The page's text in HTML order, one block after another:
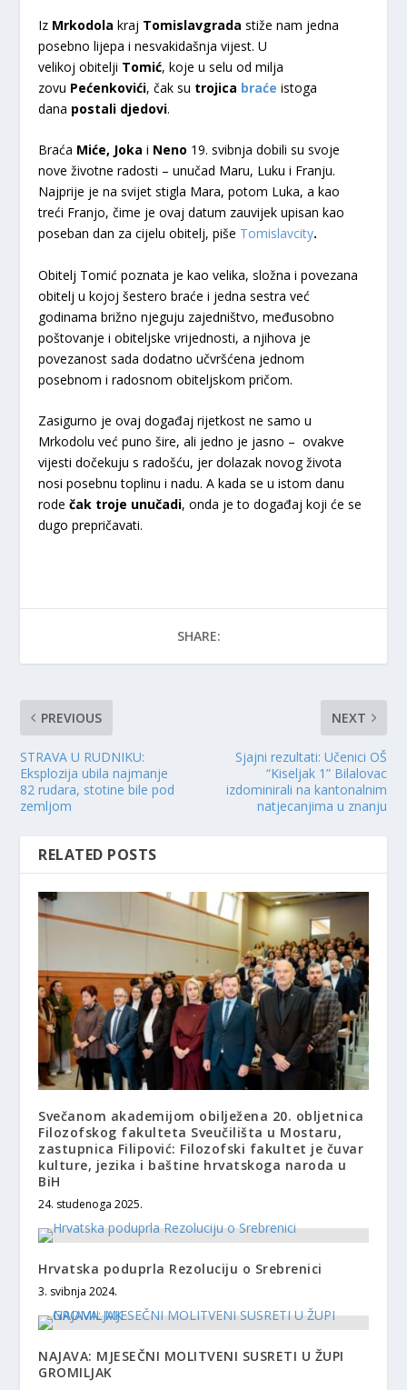
Iz Mrkodola kraj Tomislavgrada stiže nam jedna
posebno lijepa i nesvakidašnja vijest. U
velikoj obitelji Tomić, koje u selu od milja
zovu Pećenkovići, čak su trojica braće istoga
dana postali djedovi.
Braća Miće, Joka i Neno 19. svibnja dobili su svoje
nove životne radosti – unučad Maru, Luku i Franju.
Najprije je na svijet stigla Mara, potom Luka, a kao
treći Franjo, čime je ovaj datum zauvijek upisan kao
poseban dan za cijelu obitelj, piše Tomislavcity.
Obitelj Tomić poznata je kao velika, složna i povezana
obitelj u kojoj šestero braće i jedna sestra već
godinama brižno njeguju zajedništvo, međusobno
poštovanje i obiteljske vrijednosti, a njihova je
povezanost sada dodatno učvršćena jednom
posebnom i radosnom obiteljskom pričom.
Zasigurno je ovaj događaj rijetkost ne samo u
Mrkodolu već puno šire, ali jedno je jasno – ovakve
vijesti dočekuju s radošću, jer dolazak novog života
nosi posebnu toplinu i nadu. A kada se u istom danu
rodečak troje unučadi, onda je to događaj koji će se
dugo prepričavati.
SHARE:
PREVIOUS
STRAVA U RUDNIKU:
Eksplozija ubila najmanje
82 rudara, stotine bile pod
zemljom
NEXT
Sjajni rezultati: Učenici OŠ
“Kiseljak 1” Bilalovac
izdominirali na kantonalnim
natjecanjima u znanju
RELATED POSTS
Svečanom akademijom obilježena 20. obljetnica
Filozofskog fakulteta Sveučilišta u Mostaru,
zastupnica Filipović: Filozofski fakultet je čuvar
kulture, jezika i baštine hrvatskoga naroda u
BiH
24. studenoga 2025.
Hrvatska poduprla Rezoluciju o Srebrenici
3. svibnja 2024.
NAJAVA: MJESEČNI MOLITVENI SUSRETI U ŽUPI
GROMILJAK